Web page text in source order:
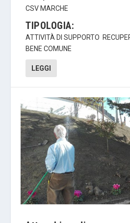
CSV MARCHE
TIPOLOGIA:
ATTIVITÀ DI SUPPORTO
BENE COMUNE
LEGGI